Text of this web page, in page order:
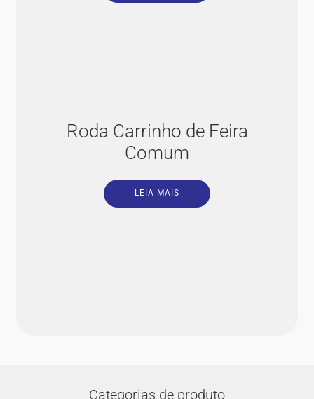
Roda Carrinho de Feira
Comum
LEIA MAIS
Categorias de produto